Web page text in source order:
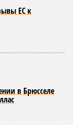
происходят на
под
как
Просто
загадкой
и клетка
Другие же
неё – и
клетке